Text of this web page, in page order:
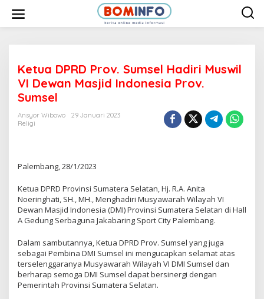
Ketua DPRD Prov. Sumsel Hadiri Muswil
VI Dewan Masjid Indonesia Prov.
Sumsel
Ansyor Wibowo
29 Januari 2023
Religi
Palembang, 28/1/2023
Ketua DPRD Provinsi Sumatera Selatan, Hj. R.A. Anita
Noeringhati, SH., MH., Menghadiri Musyawarah Wilayah VI
Dewan Masjid Indonesia (DMI) Provinsi Sumatera Selatan di Hall
A Gedung Serbaguna Jakabaring Sport City Palembang.
Dalam sambutannya, Ketua DPRD Prov. Sumsel yang juga
sebagai Pembina DMI Sumsel ini mengucapkan selamat atas
terselenggaranya Musyawarah Wilayah VI DMI Sumsel dan
berharap semoga DMI Sumsel dapat bersinergi dengan
Pemerintah Provinsi Sumatera Selatan.